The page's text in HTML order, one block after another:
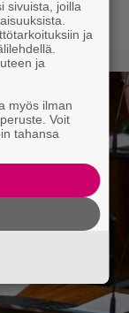
sivuista, joilla
ja
ja
myös ilman
Voit
tahansa